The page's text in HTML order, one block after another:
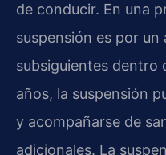
de conducir. En una
suspensión es por un
subsiguientes dentro
años, la suspensión
y acompañarse de
adicionales. La